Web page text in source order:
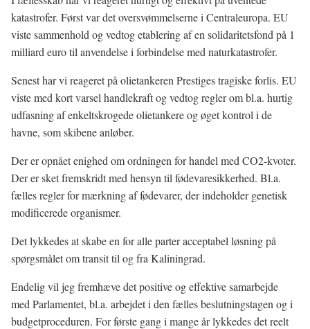
katastrofer. Først var det oversvømmelserne i Centraleuropa. EU
viste sammenhold og vedtog etablering af en solidaritetsfond på 1
milliard euro til anvendelse i forbindelse med naturkatastrofer.
Senest har vi reageret på olietankeren Prestiges tragiske forlis. EU
viste med kort varsel handlekraft og vedtog regler om bl.a. hurtig
udfasning af enkeltskrogede olietankere og øget kontrol i de
havne, som skibene anløber.
Der er opnået enighed om ordningen for handel med CO2-kvoter.
Der er sket fremskridt med hensyn til fødevaresikkerhed. Bl.a.
fælles regler for mærkning af fødevarer, der indeholder genetisk
modificerede organismer.
Det lykkedes at skabe en for alle parter acceptabel løsning på
spørgsmålet om transit til og fra Kaliningrad.
Endelig vil jeg fremhæve det positive og effektive samarbejde
med Parlamentet, bl.a. arbejdet i den fælles beslutningstagen og i
budgetproceduren. For første gang i mange år lykkedes det reelt